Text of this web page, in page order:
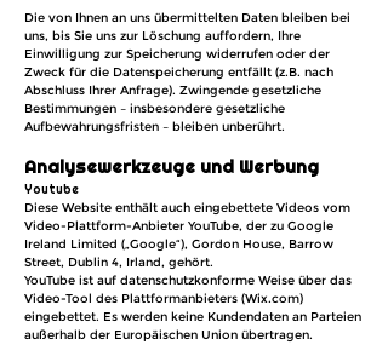
Die von Ihnen an uns übermittelten Daten bleiben bei
uns, bis Sie uns zur Löschung auffordern, Ihre
Einwilligung zur Speicherung widerrufen oder der
Zweck für die Datenspeicherung entfällt (z.B. nach
Abschluss Ihrer Anfrage). Zwingende gesetzliche
Bestimmungen – insbesondere gesetzliche
Aufbewahrungsfristen – bleiben unberührt.
Analysewerkzeuge und Werbung
Youtube
Diese Website enthält auch eingebettete Videos vom
Video-Plattform-Anbieter YouTube, der zu Google
Ireland Limited („Google“), Gordon House, Barrow
Street, Dublin 4, Irland, gehört.
YouTube ist auf datenschutzkonforme Weise über das
Video-Tool des Plattformanbieters (Wix.com)
eingebettet. Es werden keine Kundendaten an Parteien
außerhalb der Europäischen Union übertragen.